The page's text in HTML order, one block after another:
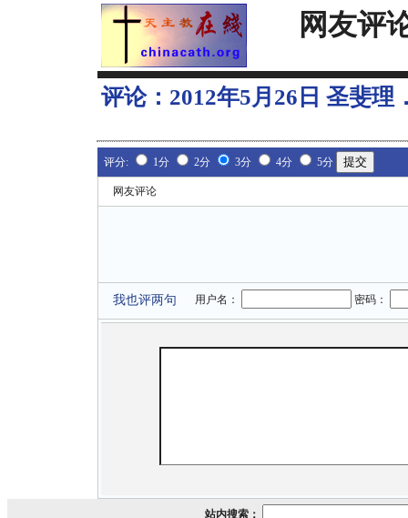
网友评
评论： 2012年5月26日 圣斐理
评分: 1分 2分 3分 4分 5分
网友评论
我也评两句 用户名： 密码：
站内搜索：